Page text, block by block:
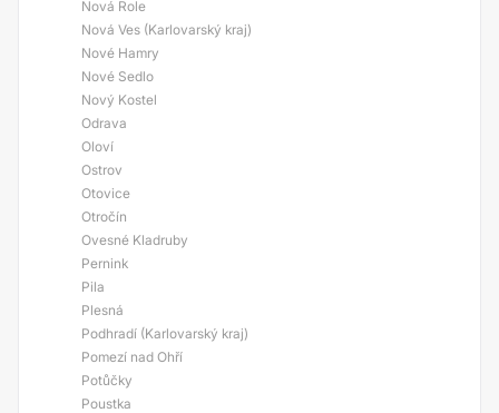
Nová Role
Nová Ves (Karlovarský kraj)
Nové Hamry
Nové Sedlo
Nový Kostel
Odrava
Oloví
Ostrov
Otovice
Otročín
Ovesné Kladruby
Pernink
Pila
Plesná
Podhradí (Karlovarský kraj)
Pomezí nad Ohří
Potůčky
Poustka